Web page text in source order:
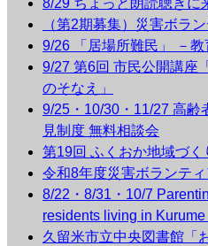
8/29 ちょっと朗読聴きに
（第2期募集）災害ボラ
9/26 「居場所難民」 －
9/27 第6回 市民公開講座
のそなえ」
9/25・10/30・11/27 高齢
見制度 無料相談会
第19回 ふくおか地域づく
令和8年度災害ボランテ
8/22・8/31・10/7
residents living in Kurume
久留米市立中央図書館「